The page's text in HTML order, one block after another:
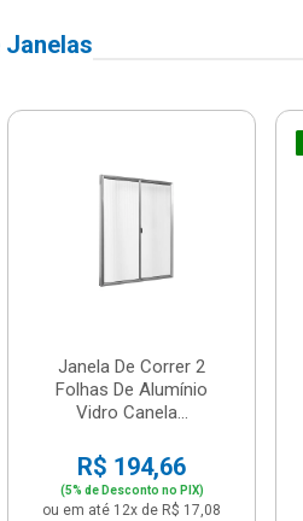
Janelas
Janela De Correr 2
Folhas De Alumínio
Vidro Canela...
R$ 194,66
(5% de Desconto no PIX)
ou em até 12x de R$ 17,08